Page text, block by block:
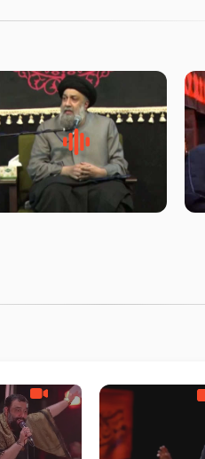
لقب حضرت رقیه سلام الله علیها
به چه معناست – حجت الاسلام